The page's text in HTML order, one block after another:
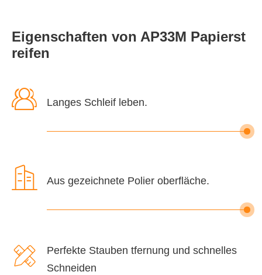
Eigenschaften von AP33M Papierst
reifen
 Langes Schleif leben.
 Aus gezeichnete Polier oberfläche.

Perfekte Stauben tfernung und schnelles
Schneiden